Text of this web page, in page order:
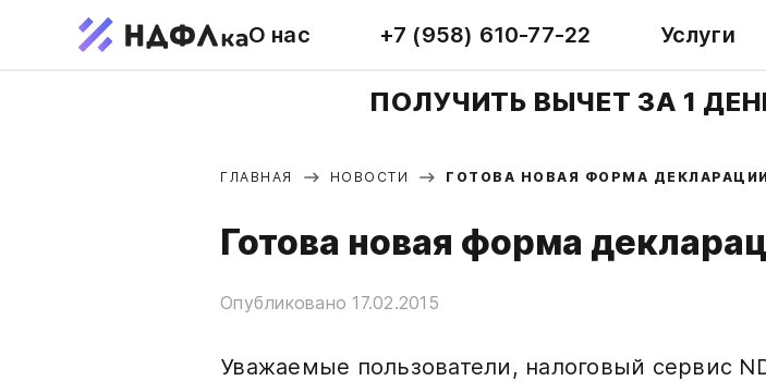
О нас +7 (958) 610-77-22 Услуги
ПОЛУЧИТЬ ВЫЧЕТ ЗА 1
ГЛАВНАЯ НОВОСТИ ГОТОВА НОВАЯ ФОРМА
Готова новая форма
Опубликовано 17.02.2015
Уважаемые пользователи, налоговый сервис